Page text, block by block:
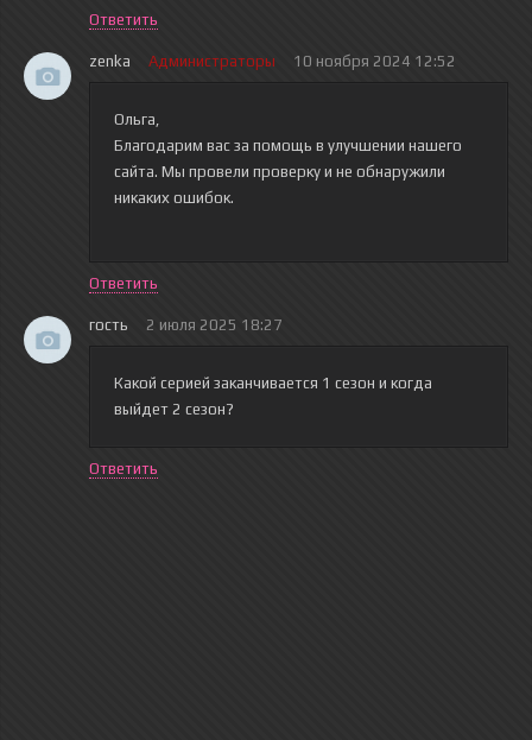
Ответить
zenka Администраторы 10 ноября 2024 12:52
Ольга,
Благодарим вас за помощь в улучшении нашего
сайта. Мы провели проверку и не обнаружили
никаких ошибок.
Ответить
гость 2 июля 2025 18:27
Какой серией заканчивается 1 сезон и когда
выйдет 2 сезон?
Ответить